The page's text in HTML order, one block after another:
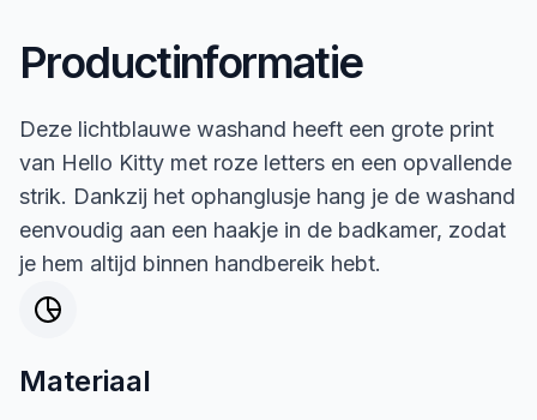
Productinformatie
Deze lichtblauwe washand heeft een grote print
van Hello Kitty met roze letters en een opvallende
strik. Dankzij het ophanglusje hang je de washand
eenvoudig aan een haakje in de badkamer, zodat
je hem altijd binnen handbereik hebt.
Materiaal